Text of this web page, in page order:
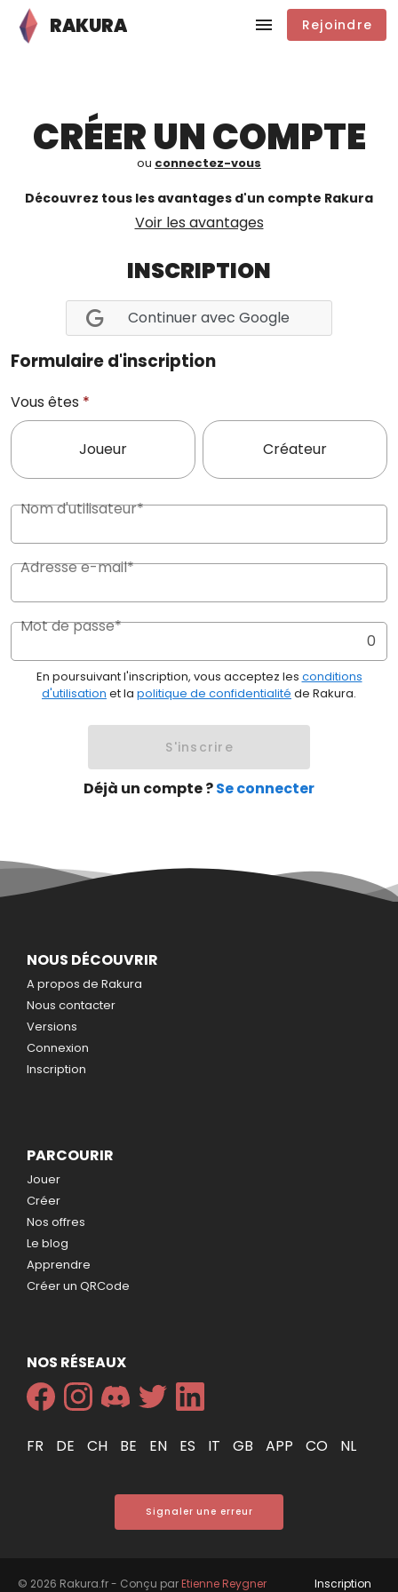
RAKURA Rejoindre
CRÉER UN COMPTE
ou connectez-vous
Découvrez tous les avantages d'un compte Rakura
Voir les avantages
INSCRIPTION
Continuer avec Google
Formulaire d'inscription
Vous êtes *
Joueur Créateur
Nom d'utilisateur*
Adresse e-mail*
Mot de passe*
0
En poursuivant l'inscription, vous acceptez les conditions
d'utilisation et la politique de confidentialité de Rakura.
S'inscrire
Déjà un compte ?Se connecter
NOUS DÉCOUVRIR
A propos de Rakura
Nous contacter
Versions
Connexion
Inscription
PARCOURIR
Jouer
Créer
Nos offres
Le blog
Apprendre
Créer un QRCode
NOS RÉSEAUX
FR DE CH BE EN ES IT GB APP CO NL
Signaler une erreur
© 2026 Rakura.fr - Conçu parEtienne Reygner Inscription